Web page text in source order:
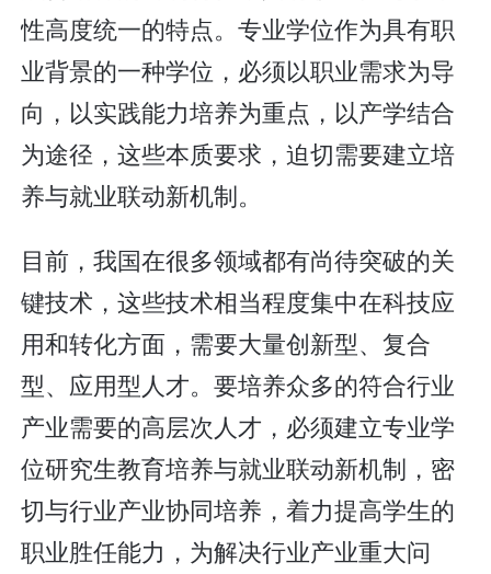
性高度统一的特点。专业学位作为具有职
业背景的一种学位，必须以职业需求为导
向，以实践能力培养为重点，以产学结合
为途径，这些本质要求，迫切需要建立培
养与就业联动新机制。
目前，我国在很多领域都有尚待突破的关
键技术，这些技术相当程度集中在科技应
用和转化方面，需要大量创新型、复合
型、应用型人才。要培养众多的符合行业
产业需要的高层次人才，必须建立专业学
位研究生教育培养与就业联动新机制，密
切与行业产业协同培养，着力提高学生的
职业胜任能力，为解决行业产业重大问